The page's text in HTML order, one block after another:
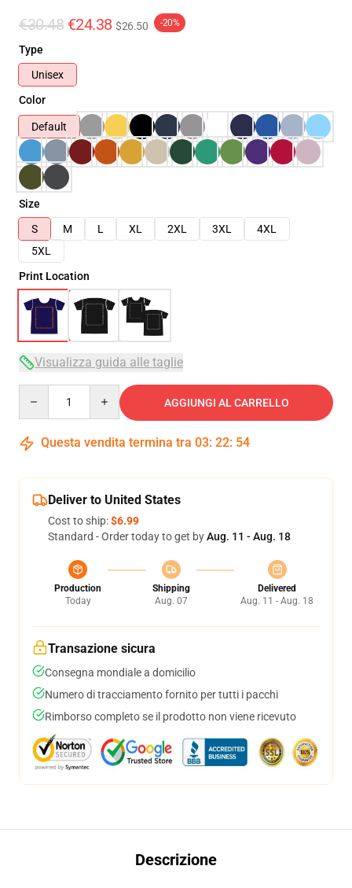
€30.48 €24.38 $26.50 -20%
Type
Unisex
Color
Default
Size
S
M L XL 2XL 3XL
4XL
5XL
Print Location
Visualizza guida alle taglie
AGGIUNGI AL CARRELLO
Questa vendita termina tra 03: 22: 54
Deliver to United States
Cost to ship:$6.99
Standard - Order today to get byAug. 11 - Aug. 18
Production
Today
Shipping
Aug. 07
Delivered
Aug. 11 - Aug. 18
Transazione sicura
Consegna mondiale a domicilio
Numero di tracciamento fornito per tutti i pacchi
Rimborso completo se il prodotto non viene ricevuto
Descrizione